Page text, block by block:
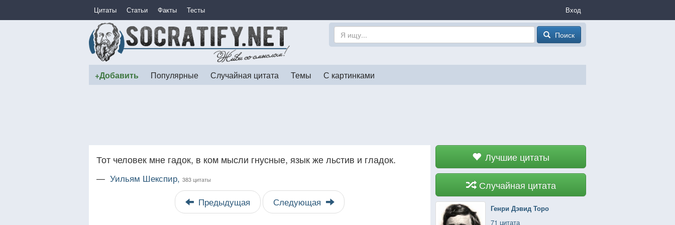
Цитаты Статьи Факты Тесты Вход
Поиск
+Добавить Популярные Случайная цитата Темы С картинками
Лучшие цитаты
Случайная цитата
Генри Дэвид Торо
71 цитата
Тот человек мне гадок, в ком мысли гнусные, язык же льстив и гладок.
— Уильям Шекспир, 383 цитаты
Предыдущая Следующая